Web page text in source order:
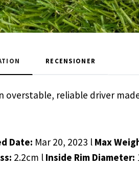
RECENSIONER
overstable, reliable driver
Date: Mar 20, 2023 l Max
2.2cm l Inside Rim Diameter: